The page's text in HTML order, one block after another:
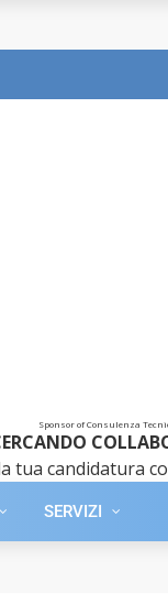
Sponsor of Consulenza
tua candidatura
SERVIZI